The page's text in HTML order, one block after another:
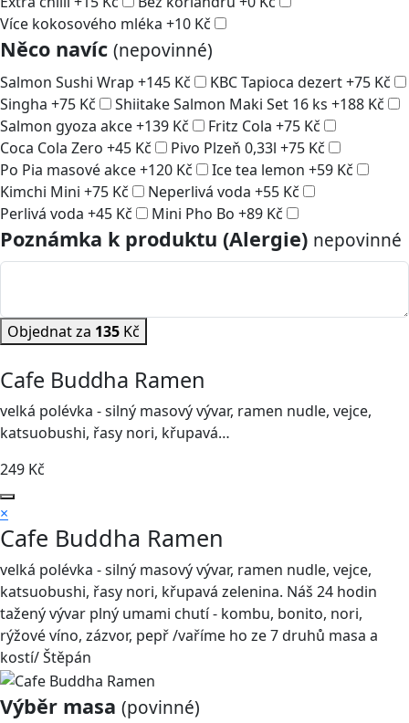
Více kokosového mléka +10 Kč
Něco navíc (nepovinné)
Salmon Sushi Wrap +145 Kč KBC Tapioca dezert+75 Kč
Singha +75 Kč Shiitake Salmon Maki Set 16 ks +188 Kč
Salmon gyoza akce+139 Kč Fritz Cola +75 Kč
Coca Cola Zero +45 Kč Pivo Plzeň 0,33l +75 Kč
Po Pia masové akce+120 Kč Ice tea lemon +59 Kč
Kimchi Mini +75 Kč Neperlivá voda +55 Kč
Perlivá voda +45 Kč Mini Pho Bo +89 Kč
Poznámka k produktu (Alergie) nepovinné
Objednat za 135 Kč
Cafe Buddha Ramen
velká polévka - silný masový vývar, ramen nudle, vejce,
katsuobushi, řasy nori, křupavá…
249 Kč
×
Cafe Buddha Ramen
velká polévka - silný masový vývar, ramen nudle, vejce,
katsuobushi, řasy nori, křupavá zelenina. Náš 24 hodin
tažený vývar plný umami chutí - kombu, bonito, nori,
rýžové víno, zázvor, pepř /vaříme ho ze 7 druhů masa a
kostí/ Štěpán
Výběr masa (povinné)